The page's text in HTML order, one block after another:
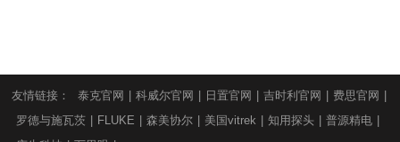
友情链接： 泰克官网 科威尔官网 日置官网 吉时利官网 费思官网
罗德与施瓦茨
FLUKE 森美协尔 美国vitrek 知用探头 普源精电